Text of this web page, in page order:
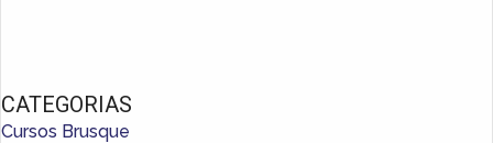
CATEGORIAS
Cursos Brusque